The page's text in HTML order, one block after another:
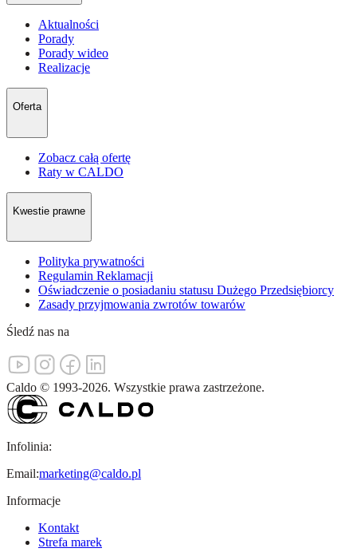
Aktualności
Porady
Porady wideo
Realizacje
Oferta
Zobacz całą ofertę
Raty w CALDO
Kwestie prawne
Polityka prywatności
Regulamin Reklamacji
Oświadczenie o posiadaniu statusu Dużego Przedsiębiorcy
Zasady przyjmowania zwrotów towarów
Śledź nas na
Caldo © 1993-2026. Wszystkie prawa zastrzeżone.
Infolinia:
Email:marketing@caldo.pl
Informacje
Kontakt
Strefa marek